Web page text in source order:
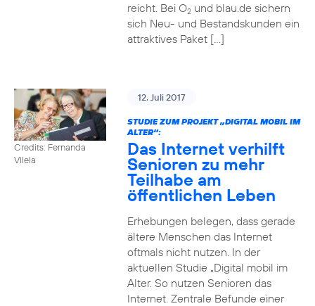
reicht. Bei O2und blau.de sichern
sich Neu- und Bestandskunden ein
attraktives Paket […]
Credits: Fernanda
Vilela
12. Juli 2017
STUDIE ZUM PROJEKT „DIGITAL MOBIL IM
ALTER“:
Das Internet verhilft
Senioren zu mehr
Teilhabe am
öffentlichen Leben
Erhebungen belegen, dass gerade
ältere Menschen das Internet
oftmals nicht nutzen. In der
aktuellen Studie „Digital mobil im
Alter. So nutzen Senioren das
Internet. Zentrale Befunde einer